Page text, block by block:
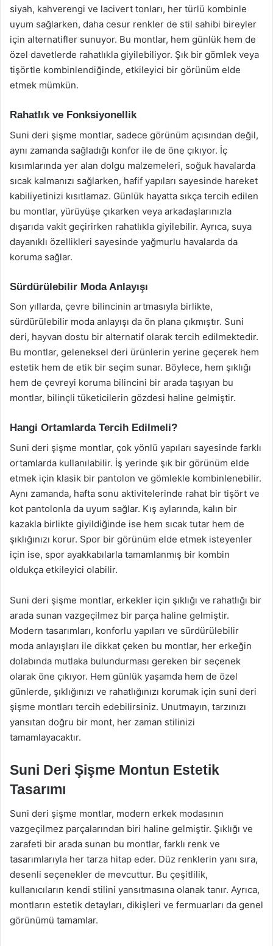
siyah, kahverengi ve lacivert tonları, her türlü kombinle
uyum sağlarken, daha cesur renkler de stil sahibi bireyler
için alternatifler sunuyor. Bu montlar, hem günlük hem de
özel davetlerde rahatlıkla giyilebiliyor. Şık bir gömlek veya
tişörtle kombinlendiğinde, etkileyici bir görünüm elde
etmek mümkün.
Rahatlık ve Fonksiyonellik
Suni deri şişme montlar, sadece görünüm açısından değil,
aynı zamanda sağladığı konfor ile de öne çıkıyor. İç
kısımlarında yer alan dolgu malzemeleri, soğuk havalarda
sıcak kalmanızı sağlarken, hafif yapıları sayesinde hareket
kabiliyetinizi kısıtlamaz. Günlük hayatta sıkça tercih edilen
bu montlar, yürüyüşe çıkarken veya arkadaşlarınızla
dışarıda vakit geçirirken rahatlıkla giyilebilir. Ayrıca, suya
dayanıklı özellikleri sayesinde yağmurlu havalarda da
koruma sağlar.
Sürdürülebilir Moda Anlayışı
Son yıllarda, çevre bilincinin artmasıyla birlikte,
sürdürülebilir moda anlayışı da ön plana çıkmıştır. Suni
deri, hayvan dostu bir alternatif olarak tercih edilmektedir.
Bu montlar, geleneksel deri ürünlerin yerine geçerek hem
estetik hem de etik bir seçim sunar. Böylece, hem şıklığı
hem de çevreyi koruma bilincini bir arada taşıyan bu
montlar, bilinçli tüketicilerin gözdesi haline gelmiştir.
Hangi Ortamlarda Tercih Edilmeli?
Suni deri şişme montlar, çok yönlü yapıları sayesinde farklı
ortamlarda kullanılabilir. İş yerinde şık bir görünüm elde
etmek için klasik bir pantolon ve gömlekle kombinlenebilir.
Aynı zamanda, hafta sonu aktivitelerinde rahat bir tişört ve
kot pantolonla da uyum sağlar. Kış aylarında, kalın bir
kazakla birlikte giyildiğinde ise hem sıcak tutar hem de
şıklığınızı korur. Spor bir görünüm elde etmek isteyenler
için ise, spor ayakkabılarla tamamlanmış bir kombin
oldukça etkileyici olabilir.
Suni deri şişme montlar, erkekler için şıklığı ve rahatlığı bir
arada sunan vazgeçilmez bir parça haline gelmiştir.
Modern tasarımları, konforlu yapıları ve sürdürülebilir
moda anlayışları ile dikkat çeken bu montlar, her erkeğin
dolabında mutlaka bulundurması gereken bir seçenek
olarak öne çıkıyor. Hem günlük yaşamda hem de özel
günlerde, şıklığınızı ve rahatlığınızı korumak için suni deri
şişme montları tercih edebilirsiniz. Unutmayın, tarzınızı
yansıtan doğru bir mont, her zaman stilinizi
tamamlayacaktır.
Suni Deri Şişme Montun Estetik
Tasarımı
Suni deri şişme montlar, modern erkek modasının
vazgeçilmez parçalarından biri haline gelmiştir. Şıklığı ve
zarafeti bir arada sunan bu montlar, farklı renk ve
tasarımlarıyla her tarza hitap eder. Düz renklerin yanı sıra,
desenli seçenekler de mevcuttur. Bu çeşitlilik,
kullanıcıların kendi stilini yansıtmasına olanak tanır. Ayrıca,
montların estetik detayları, dikişleri ve fermuarları da genel
görünümü tamamlar.